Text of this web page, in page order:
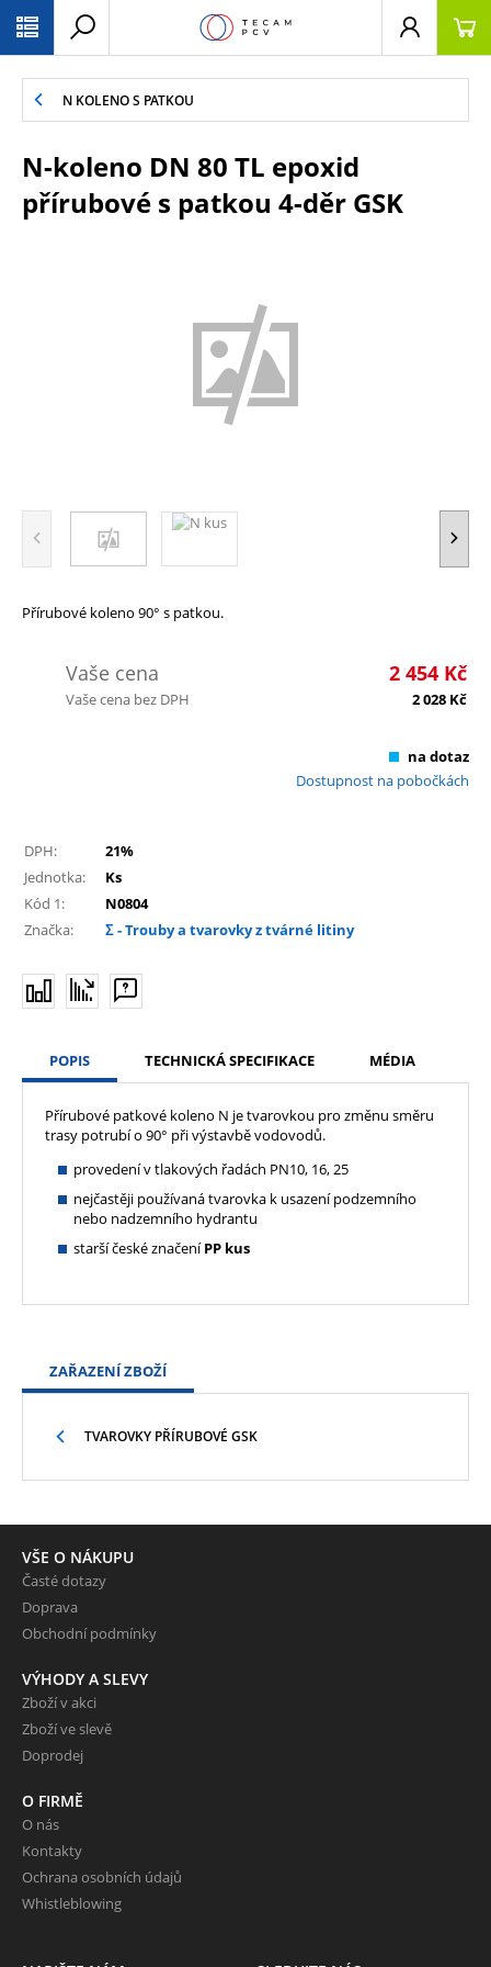
N KOLENO S PATKOU
N-koleno DN 80 TL epoxid
přírubové s patkou 4-děr GSK
Přírubové koleno 90° s patkou.
Vaše cena 2 454 Kč
Vaše cena bez DPH 2 028 Kč
na dotaz
Dostupnost na pobočkách
DPH:
21%
Jednotka:
Ks
Kód 1:
N0804
Značka:
Σ - Trouby a tvarovky z tvárné litiny
POPIS TECHNICKÁ SPECIFIKACE MÉDIA
Přírubové patkové koleno N je tvarovkou pro změnu směru
trasy potrubí o 90° při výstavbě vodovodů.
provedení v tlakových řadách PN10, 16, 25
nejčastěji používaná tvarovka k usazení podzemního
nebo nadzemního hydrantu
starší české značeníPP kus
ZAŘAZENÍ ZBOŽÍ
TVAROVKY PŘÍRUBOVÉ GSK
VŠE O NÁKUPU
Časté dotazy
Doprava
Obchodní podmínky
VÝHODY A SLEVY
Zboží v akci
Zboží ve slevě
Doprodej
O FIRMĚ
O nás
Kontakty
Ochrana osobních údajů
Whistleblowing